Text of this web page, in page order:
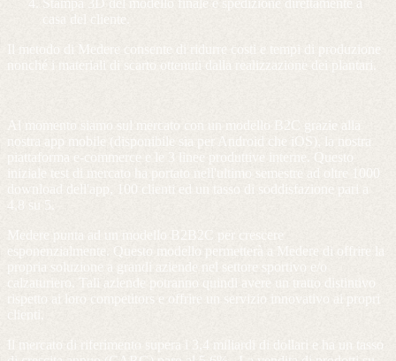
Stampa 3D del modello finale e spedizione direttamente a
casa del cliente.
Il metodo di Medere consente di ridurre costi e tempi di produzione
nonché i materiali di scarto ottenuti dalla realizzazione dei plantari.
Al momento siamo sul mercato con un modello B2C grazie alla
nostra app mobile (disponibile sia per Android che iOS), la nostra
piattaforma e-commerce e le 3 linee produttive interne. Questo
iniziale test di mercato ha portato nell'ultimo semestre ad oltre 1000
download dell'app, 100 clienti ed un tasso di soddisfazione pari a
4,8 su 5.
Medere punta ad un modello B2B2C per crescere
esponenzialmente. Questo modello permetterà a Medere di offrire la
propria soluzione a grandi aziende nel settore sportivo e/o
calzaturiero. Tali aziende potranno quindi avere un tratto distintivo
rispetto ai loro competitors e offrire un servizio innovativo ai propri
clienti.
Il mercato di riferimento supera i 3,4 miliardi di dollari e ha un tasso